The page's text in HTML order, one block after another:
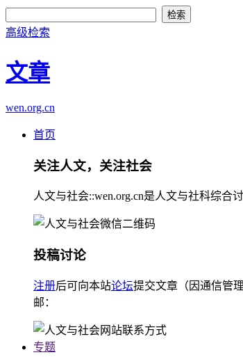
高级检索
文章
wen.org.cn
首页
关注人文，关注社会
人文与社会::wen.org.cn是人文与社科综
投稿讨论
注册后可向本站论坛提交文章（因通信管
邮：
专题